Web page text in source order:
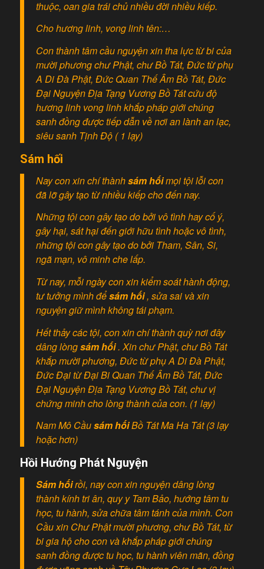
thuộc, oan gia trái chủ nhiều đời nhiều kiếp.
Cho hương linh, vong linh tên:…
Con thành tâm cầu nguyện xin tha lực từ bi của
mười phương chư Phật, chư Bồ Tát, Đức từ phụ
A Di Đà Phật, Đức Quan Thế Âm Bồ Tát, Đức
Đại Nguyện Địa Tạng Vương Bồ Tát cứu độ
hương linh vong linh khắp pháp giới chúng
sanh đồng được tiếp dẫn về nơi an lành an lạc,
siêu sanh Tịnh Độ ( 1 lạy)
Sám hối
Nay con xin chí thànhsám hốimọi tội lỗi con
đã lỡ gây tạo từ nhiều kiếp cho đến nay.
Những tội con gây tạo do bởi vô tình hay cố ý,
gây hại, sát hại đến giới hữu tình hoặc vô tình,
những tội con gây tạo do bởi Tham, Sân, Si,
ngã mạn, vô minh che lấp.
Từ nay, mỗi ngày con xin kiểm soát hành động,
tư tưởng mình đểsám hối, sửa sai và xin
nguyện giữ mình không tái phạm.
Hết thảy các tội, con xin chí thành quỳ nơi đây
dâng lòngsám hối. Xin chư Phật, chư Bồ Tát
khắp mười phương, Đức từ phụ A Di Đà Phật,
Đức Đại từ Đại Bi Quan Thế Âm Bồ Tát, Đức
Đại Nguyện Địa Tạng Vương Bồ Tát, chư vị
chứng minh cho lòng thành của con. (1 lạy)
Nam Mô Cầusám hốiBồ Tát Ma Ha Tát (3 lạy
hoặc hơn)
Hồi Hướng Phát Nguyện
Sám hốirồi, nay con xin nguyện dâng lòng
thành kính tri ân, quy y Tam Bảo, hướng tâm tu
học, tu hành, sửa chữa tâm tánh của mình. Con
Cầu xin Chư Phật mười phương, chư Bồ Tát, từ
bi gia hộ cho con và khắp pháp giới chúng
sanh đồng được tu học, tu hành viên mãn, đồng